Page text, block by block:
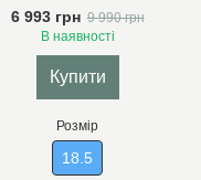
6 993 грн 9 990 грн
В наявності
Купити
Розмір
18.5